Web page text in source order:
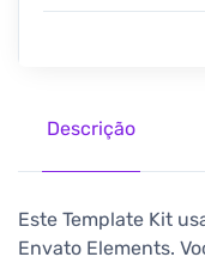
Descrição
Este Template Kit
Envato Elements.